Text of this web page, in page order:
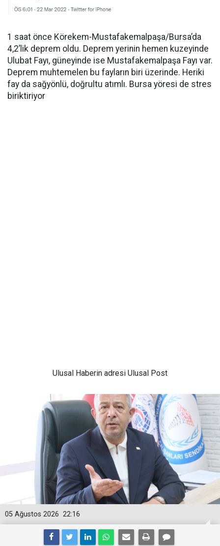
1 saat önce Körekem-Mustafakemalpaşa/Bursa’da
4,2’lik deprem oldu. Deprem yerinin hemen kuzeyinde
Ulubat Fayı, güneyinde ise Mustafakemalpaşa Fayı var.
Deprem muhtemelen bu fayların biri üzerinde. Heriki
fay da sağyönlü, doğrultu atımlı. Bursa yöresi de stres
biriktiriyor
Ulusal Haberin adresi Ulusal Post
22:16
05 Ağustos 2026